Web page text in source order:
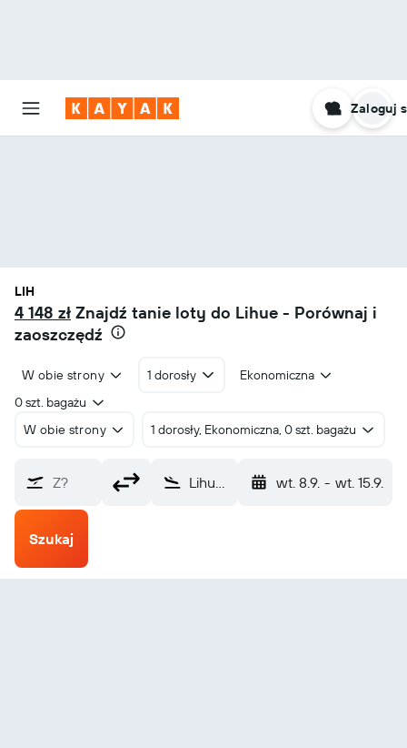
Zaloguj
LIH
4 148 zł Znajdź tanie loty do Lihue - Porównaj i
zaoszczędź
W obie strony 1 dorosły
Ekonomiczna
0 szt. bagażu
W obie strony
1 dorosły, Ekonomiczna, 0 szt. bagażu
Z? Lihue (LIH) wt. 8.9. - wt. 15.9.
Szukaj